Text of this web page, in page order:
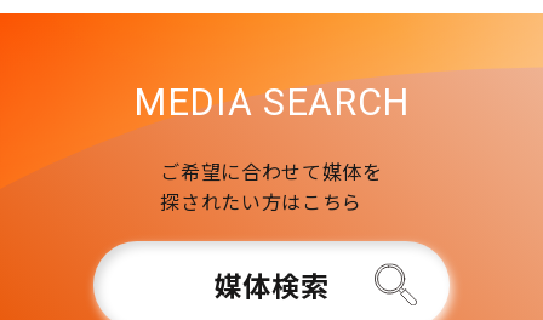
MEDIA SEARCH
ご希望に合わせて媒体を
探されたい方はこちら
媒体検索